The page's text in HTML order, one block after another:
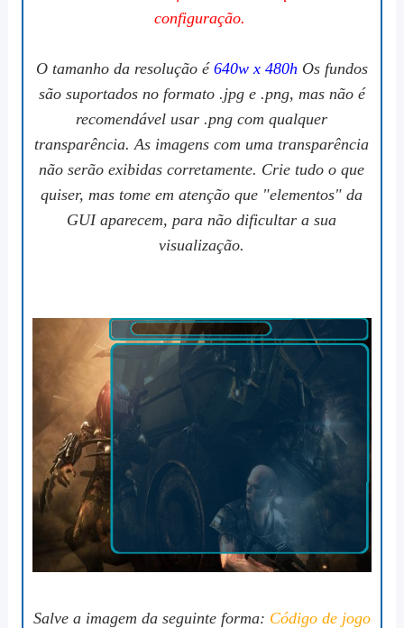
configuração.
O tamanho da resolução é 640w x 480h Os fundos
são suportados no formato .jpg e .png, mas não é
recomendável usar .png com qualquer
transparência. As imagens com uma transparência
não serão exibidas corretamente. Crie tudo o que
quiser, mas tome em atenção que "elementos" da
GUI aparecem, para não dificultar a sua
visualização.
Salve a imagem da seguinte forma: Código de jogo